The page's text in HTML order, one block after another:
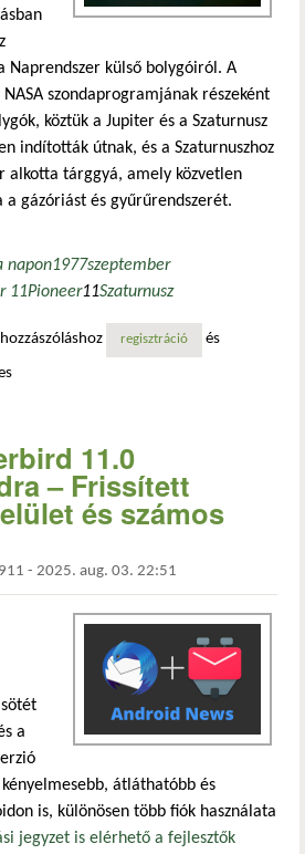
Naprendszer külső bolygóiról. A
NASA szondaprogramjának részeként
köztük a Jupiter és a Szaturnusz
indították útnak, és a Szaturnuszhoz
alkotta tárggyá, amely közvetlen
a gázóriást és gyűrűrendszerét.
napon1977szeptember
11Pioneer11Szaturnusz
szaturnusz-átrepülés tartalommal kapcsolatosan
regisztráció és
11.0
– Frissített
és számos
- 2025. aug. 03. 22:51
a
átláthatóbb és
is, különösen több fiók használata
jegyzet is elérhető a fejlesztők